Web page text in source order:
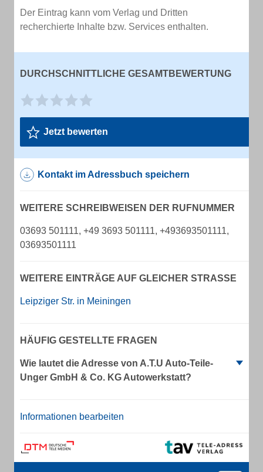
Der Eintrag kann vom Verlag und Dritten
recherchierte Inhalte bzw. Services enthalten.
DURCHSCHNITTLICHE GESAMTBEWERTUNG
Jetzt bewerten
Kontakt im Adressbuch speichern
WEITERE SCHREIBWEISEN DER RUFNUMMER
03693 501111, +49 3693 501111, +493693501111,
03693501111
WEITERE EINTRÄGE AUF GLEICHER STRASSE
Leipziger Str. in Meiningen
HÄUFIG GESTELLTE FRAGEN
Wie lautet die Adresse von A.T.U Auto-Teile-
Unger GmbH & Co. KG Autowerkstatt?
Informationen bearbeiten